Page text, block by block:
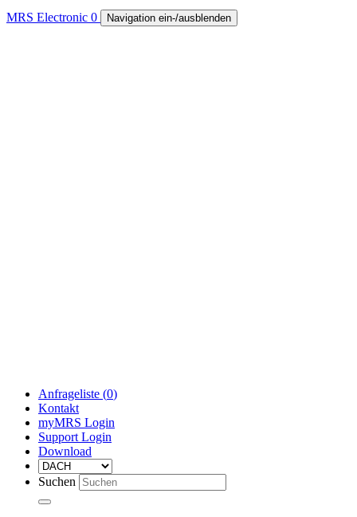
MRS Electronic 0 Navigation ein-/ausblenden
Anfrageliste (0)
Kontakt
myMRS Login
Support Login
Download
Suchen